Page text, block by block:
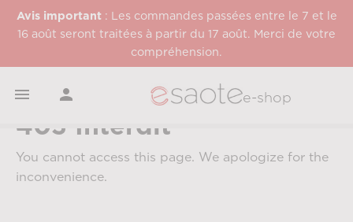
Avis important: Les commandes passées entre le 7 et le
16 août seront traitées à partir du 17 août. Merci de votre
compréhension.
  e-shop
403 Interdit
You cannot access this page. We apologize for the
inconvenience.